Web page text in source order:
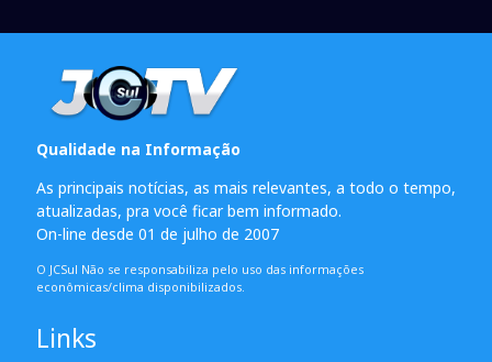
Qualidade na Informação
As principais notícias, as mais relevantes, a todo o tempo,
atualizadas, pra você ficar bem informado.
On-line desde 01 de julho de 2007
O JCSul Não se responsabiliza pelo uso das informações
econômicas/clima disponibilizados.
Links